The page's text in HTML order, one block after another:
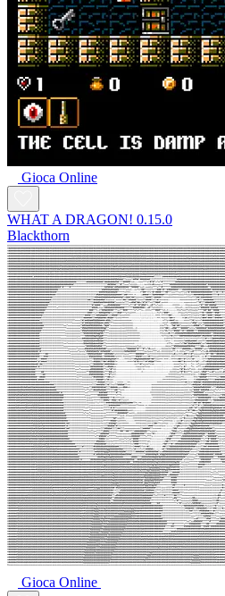
Gioca Online
WHAT A DRAGON! 0.15.0
Blackthorn
Gioca Online